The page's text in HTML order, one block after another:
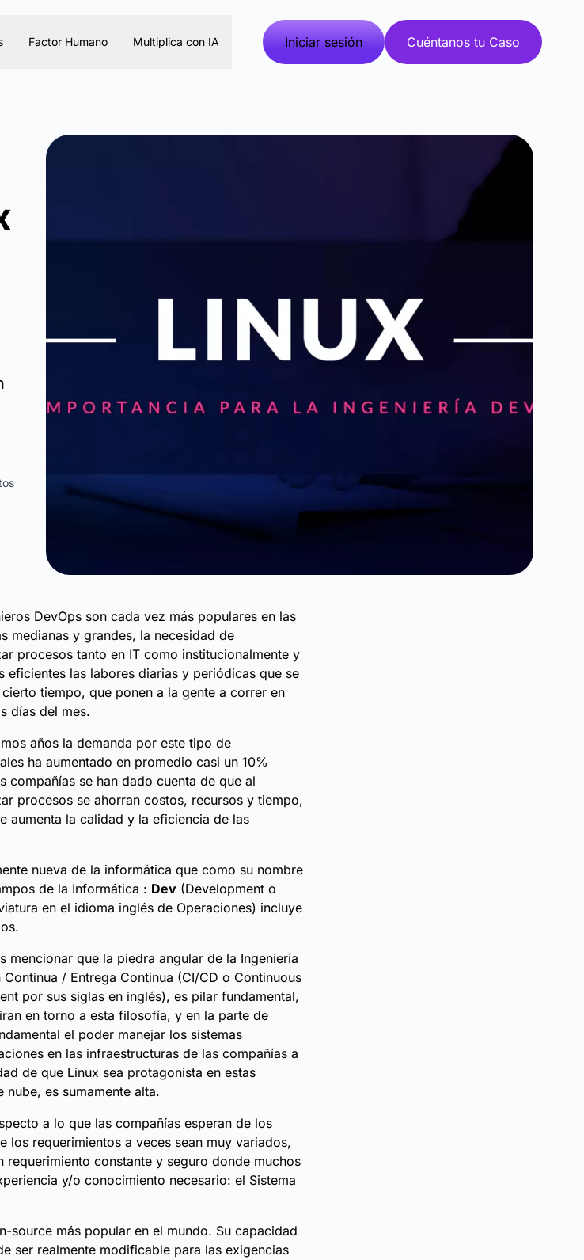
Factor Humano Multiplica con IA Iniciar sesión Cuéntanos tu Caso
DevOps son cada vez más populares en las
medianas y grandes, la necesidad de
procesos tanto en IT como institucionalmente y
eficientes las labores diarias y periódicas que se
tiempo, que ponen a la gente a correr en
días del mes.
años la demanda por este tipo de
ha aumentado en promedio casi un 10%
compañías se han dado cuenta de que al
procesos se ahorran costos, recursos y tiempo,
aumenta la calidad y la eficiencia de las
nueva de la informática que como su nombre
de la Informática : Dev (Development o
en el idioma inglés de Operaciones) incluye
mencionar que la piedra angular de la Ingeniería
/ Entrega Continua (CI/CD o Continuous
por sus siglas en inglés), es pilar fundamental,
en torno a esta filosofía, y en la parte de
el poder manejar los sistemas
en las infraestructuras de las compañías a
de que Linux sea protagonista en estas
es sumamente alta.
a lo que las compañías esperan de los
los requerimientos a veces sean muy variados,
requerimiento constante y seguro donde muchos
y/o conocimiento necesario: el Sistema
source más popular en el mundo. Su capacidad
ser realmente modificable para las exigencias